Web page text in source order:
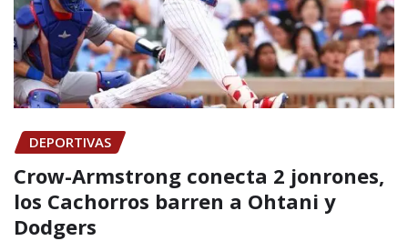
DEPORTIVAS
Crow-Armstrong conecta 2 jonrones,
los Cachorros barren a Ohtani y
Dodgers